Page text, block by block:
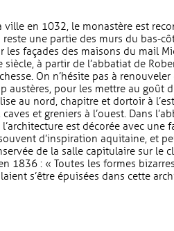
ville en 1032, le monastère est
une partie des murs du bas-
les façades des maisons du mail
à partir de l’abbatiat de
On n’hésite pas à
austères, pour les mettre au goût
au nord, chapitre et dortoir à
et greniers à l’ouest. Dans
est décorée avec une
d’inspiration aquitaine, et
de la salle capitulaire sur le
1836 : « Toutes les formes
s’être épuisées dans cette